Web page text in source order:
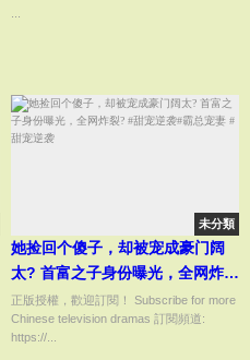
未分類
她捡回个傻子，却被宠成豪门阔
太? 首富之子身份曝光，全网炸
裂? #甜宠逆袭#霸总宠妻 #甜宠逆
袭
正版授權，歡迎訂閱！ Subscribe for more
Chinese television dramas 訂閱頻道:
https://...